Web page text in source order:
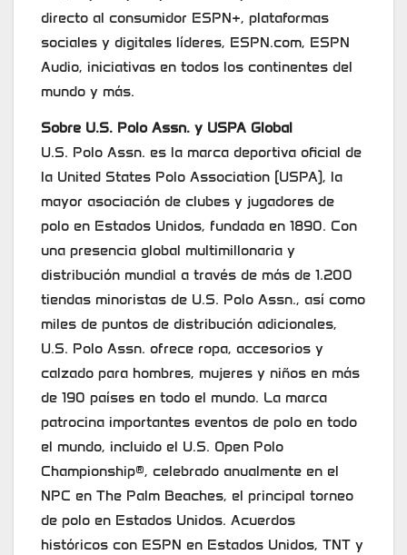
directo al consumidor ESPN+, plataformas
sociales y digitales líderes, ESPN.com, ESPN
Audio, iniciativas en todos los continentes del
mundo y más.
Sobre U.S. Polo Assn. y USPA Global
U.S. Polo Assn. es la marca deportiva oficial de
la United States Polo Association (USPA), la
mayor asociación de clubes y jugadores de
polo en Estados Unidos, fundada en 1890. Con
una presencia global multimillonaria y
distribución mundial a través de más de 1.200
tiendas minoristas de U.S. Polo Assn., así como
miles de puntos de distribución adicionales,
U.S. Polo Assn. ofrece ropa, accesorios y
calzado para hombres, mujeres y niños en más
de 190 países en todo el mundo. La marca
patrocina importantes eventos de polo en todo
el mundo, incluido el U.S. Open Polo
Championship®, celebrado anualmente en el
NPC en The Palm Beaches, el principal torneo
de polo en Estados Unidos. Acuerdos
históricos con ESPN en Estados Unidos, TNT y